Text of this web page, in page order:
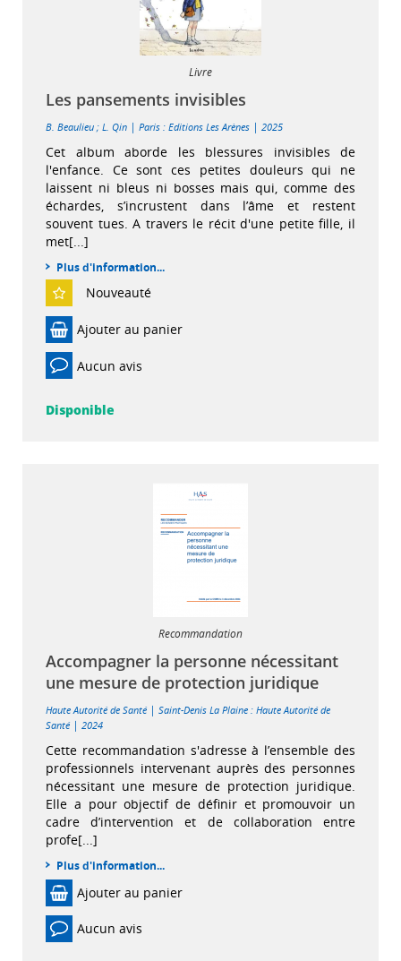
Livre
Les pansements invisibles
B. Beaulieu ; L. Qin | Paris : Editions Les Arènes | 2025
Cet album aborde les blessures invisibles de
l'enfance. Ce sont ces petites douleurs qui ne
laissent ni bleus ni bosses mais qui, comme des
échardes, s’incrustent dans l’âme et restent
souvent tues. A travers le récit d'une petite fille, il
met[...]
Plus d'information...
Nouveauté
Ajouter au panier
Aucun avis
Disponible
Recommandation
Accompagner la personne nécessitant
une mesure de protection juridique
Haute Autorité de Santé | Saint-Denis La Plaine : Haute Autorité de
Santé | 2024
Cette recommandation s'adresse à l’ensemble des
professionnels intervenant auprès des personnes
nécessitant une mesure de protection juridique.
Elle a pour objectif de définir et promouvoir un
cadre d’intervention et de collaboration entre
profe[...]
Plus d'information...
Ajouter au panier
Aucun avis